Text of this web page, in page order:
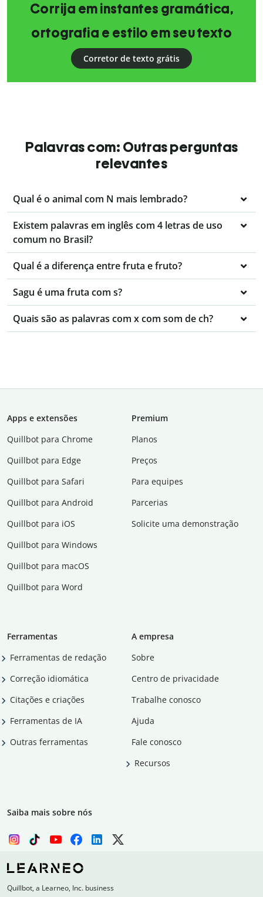
Corrija em instantes gramática,
ortografia e estilo em seu texto
Corretor de texto grátis
Palavras com: Outras perguntas
relevantes
Qual é o animal com N mais lembrado?
Existem palavras em inglês com 4 letras de uso
comum no Brasil?
Qual é a diferença entre fruta e fruto?
Sagu é uma fruta com s?
Quais são as palavras com x com som de ch?
Apps e extensões
Quillbot para Chrome
Quillbot para Edge
Quillbot para Safari
Quillbot para Android
Quillbot para iOS
Quillbot para Windows
Quillbot para macOS
Quillbot para Word
Premium
Planos
Preços
Para equipes
Parcerias
Solicite uma demonstração
Ferramentas
Ferramentas de redação
Correção idiomática
Citações e criações
Ferramentas de IA
Outras ferramentas
A empresa
Sobre
Centro de privacidade
Trabalhe conosco
Ajuda
Fale conosco
Recursos
Saiba mais sobre nós
Quillbot, a Learneo, Inc. business